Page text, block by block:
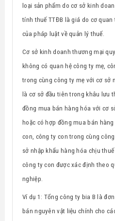
loại sản phẩm do cơ sở kinh
tính thuế TTĐB là giá do cơ
của pháp luật về quản lý thuế.
Cơ sở kinh doanh thương mại
không có quan hệ công ty mẹ,
trong cùng công ty mẹ với cơ sở
là cơ sở đầu tiên trong khâu lưu
đồng mua bán hàng hóa với cơ
hoặc có hợp đồng mua bán
con, công ty con trong cùng
sở nhập khẩu hàng hóa chịu
công ty con được xác định theo
nghiệp.
Ví dụ 1: Tổng công ty bia B là
bán nguyên vật liệu chính cho